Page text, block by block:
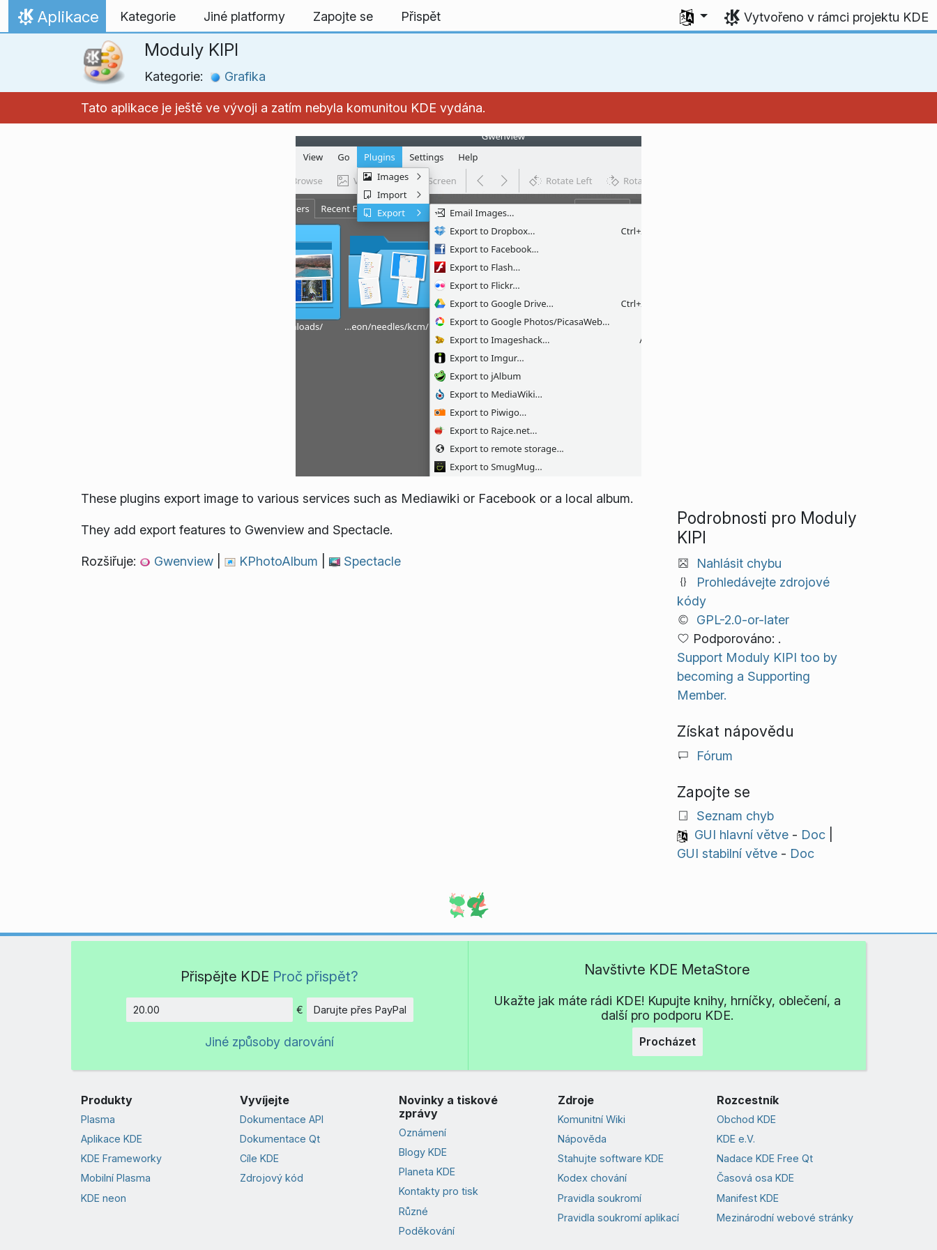
Přejít na obsah
Domů
Aplikace Kategorie Jiné platformy Zapojte se Přispět
Zvolte svůj jazyk
Vytvořeno v rámci projektu KDE
Moduly KIPI
Kategorie: Grafika
Tato aplikace je ještě ve vývoji a zatím nebyla komunitou KDE vydána.
These plugins export image to various services such as Mediawiki or Facebook or a local album.
They add export features to Gwenview and Spectacle.
Rozšiřuje: Gwenview KPhotoAlbum Spectacle
Podrobnosti pro Moduly
KIPI
Nahlásit chybu
Prohledávejte zdrojové
kódy
GPL-2.0-or-later
Podporováno: .
Support Moduly KIPI too by
becoming a Supporting
Member.
Získat nápovědu
Fórum
Zapojte se
Seznam chyb
GUI hlavní větve- Doc|
GUI stabilní větve- Doc
Přispějte KDE Proč přispět?
Částka
€ Darujte přes PayPal
Jiné způsoby darování
Navštivte KDE MetaStore
Ukažte jak máte rádi KDE! Kupujte knihy, hrníčky, oblečení, a
další pro podporu KDE.
Procházet
Produkty
Plasma
Aplikace KDE
KDE Frameworky
Mobilní Plasma
KDE neon
Vyvíjejte
Dokumentace API
Dokumentace Qt
Cíle KDE
Zdrojový kód
Novinky a tiskové
zprávy
Oznámení
Blogy KDE
Planeta KDE
Kontakty pro tisk
Různé
Poděkování
Zdroje
Komunitní Wiki
Nápověda
Stahujte software KDE
Kodex chování
Pravidla soukromí
Pravidla soukromí aplikací
Rozcestník
Obchod KDE
KDE e.V.
Nadace KDE Free Qt
Časová osa KDE
Manifest KDE
Mezinárodní webové stránky